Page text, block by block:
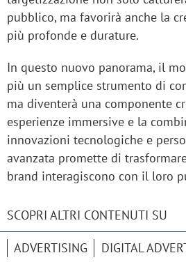
pubblico, ma favorirà anche la
più profonde e durature.
In questo nuovo panorama, il
più un semplice strumento di
ma diventerà una componente
esperienze immersive e la
innovazioni tecnologiche e
avanzata promette di
brand interagiscono con il loro
SCOPRI ALTRI CONTENUTI SU
ADVERTISING DIGITAL